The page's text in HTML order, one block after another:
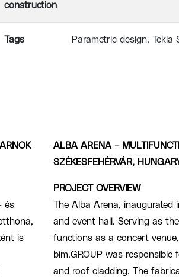
construction
Tags Parametric design Tekla
és
is
ALBA ARENA –
SZÉKESFEHÉRVÁR,
PROJECT OVERVIEW
The Alba Arena, inaugurated
and event hall. Serving as
functions as a concert
bim.GROUP was
and roof cladding. The